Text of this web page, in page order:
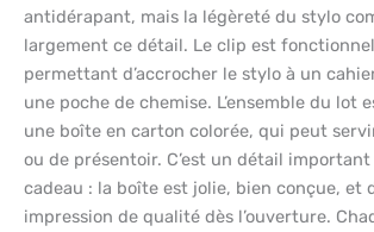
antidérapant, mais la légèreté du stylo
largement ce détail. Le clip est
permettant d’accrocher le stylo à un
une poche de chemise. L’ensemble du lot
une boîte en carton colorée, qui peut
ou de présentoir. C’est un détail
cadeau : la boîte est jolie, bien conçue, et
impression de qualité dès l’ouverture.